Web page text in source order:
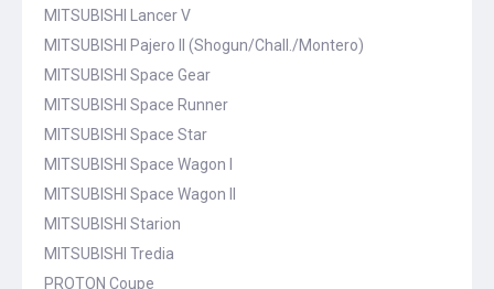
MITSUBISHI Lancer V
MITSUBISHI Pajero II (Shogun/Chall./Montero)
MITSUBISHI Space Gear
MITSUBISHI Space Runner
MITSUBISHI Space Star
MITSUBISHI Space Wagon I
MITSUBISHI Space Wagon II
MITSUBISHI Starion
MITSUBISHI Tredia
PROTON Coupe